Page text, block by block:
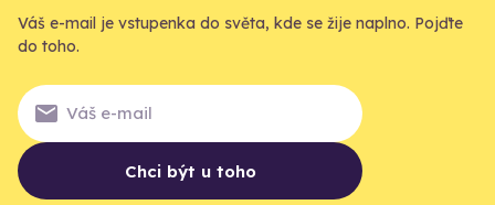
Váš e-mail je vstupenka do světa, kde se žije naplno. Pojďte
do toho.
Chci být u toho